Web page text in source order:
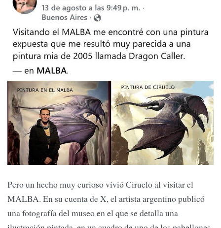
Pero un hecho muy curioso vivió Ciruelo al visitar el
MALBA. En su cuenta de X, el artista argentino publicó
una fotografía del museo en el que se detalla una